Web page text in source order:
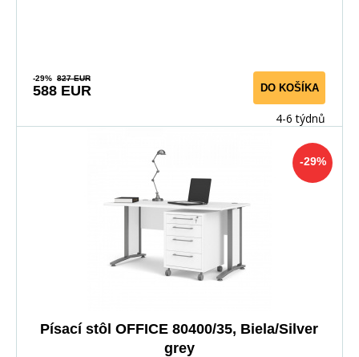
-29% 827 EUR
588 EUR DO KOŠÍKA
4-6 týdnů
-29%
Písací stôl OFFICE 80400/35, Biela/Silver
grey